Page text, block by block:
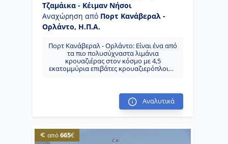
Τζαμάικα - Κέιμαν Νήσοι
Αναχώρηση από Πορτ Κανάβεραλ -
Ορλάντο, Η.Π.Α.
Πορτ Κανάβεραλ - Ορλάντο: Είναι ένα από
τα πιο πολυσύχναστα λιμάνια
κρουαζιέρας στον κόσμο με 4,5
εκατομμύρια επιβάτες κρουαζιερόπλοιων
μέρα. Αυτό περιλαμβάνει τα πλοία από
διάφορες εταιρείες κρουαζιέρας.
Νασσάου: Το νησί μπορεί να
νυχτερινή ζωή, ένα γήπεδο γκολφ, ένα
ενυδρείο και ένα καζίνο. Πήρε το όνομά
Αναλυτικά
από665€